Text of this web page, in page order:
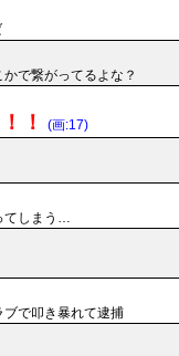
で繋がってるよな？
！
(画:17)
てしまう…
で叩き暴れて逮捕